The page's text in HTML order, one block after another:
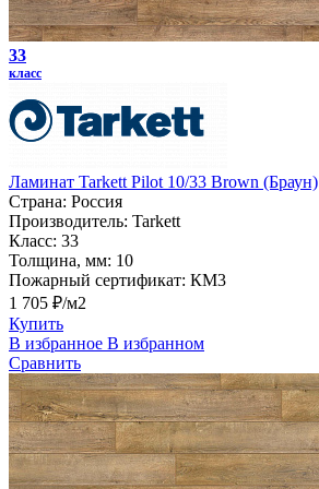
33
класс
Ламинат Tarkett Pilot 10/33 Brown (Браун)
Страна: Россия
Производитель: Tarkett
Класс: 33
Толщина, мм: 10
Пожарный сертификат: КМ3
1 705 ₽/м2
Купить
В избранное В избранном
Сравнить